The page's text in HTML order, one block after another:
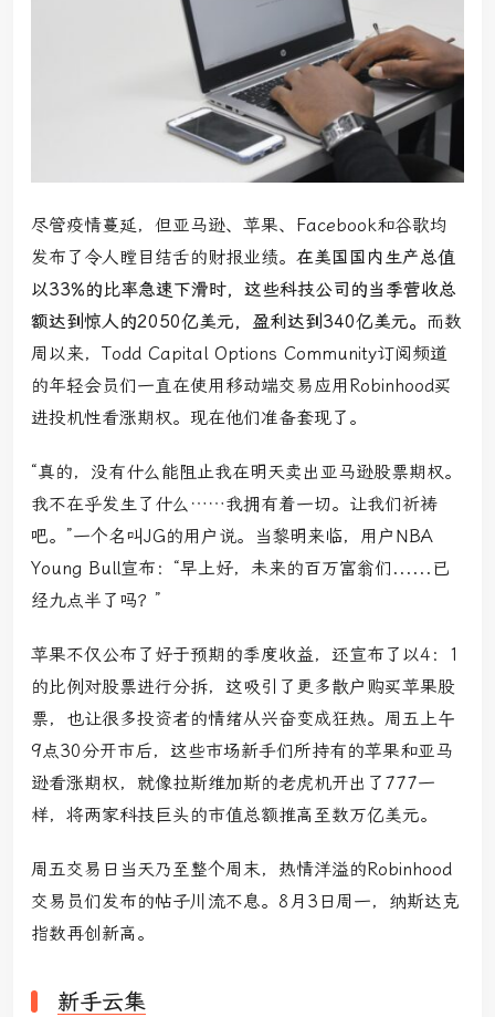
尽管疫情蔓延，但亚马逊、苹果、Facebook和谷歌均
发布了令人瞠目结舌的财报业绩。 在美国国内生产总值
以33%的比率急速下滑时，这些科技公司的当季营收总
额达到惊人的2050亿美元，盈利达到340亿美元。 而数
周以来，Todd Capital Options Community订阅频道
的年轻会员们一直在使用移动端交易应用Robinhood买
进投机性看涨期权。现在他们准备套现了。
“真的，没有什么能阻止我在明天卖出亚马逊股票期权。
我不在乎发生了什么……我拥有着一切。让我们祈祷
吧。”一个名叫JG的用户说。当黎明来临，用户NBA
Young Bull宣布：“早上好，未来的百万富翁们......已
经九点半了吗？”
苹果不仅公布了好于预期的季度收益，还宣布了以4：1
的比例对股票进行分拆，这吸引了更多散户购买苹果股
票，也让很多投资者的情绪从兴奋变成狂热。周五上午
9点30分开市后，这些市场新手们所持有的苹果和亚马
逊看涨期权，就像拉斯维加斯的老虎机开出了777一
样，将两家科技巨头的市值总额推高至数万亿美元。
周五交易日当天乃至整个周末，热情洋溢的Robinhood
交易员们发布的帖子川流不息。8月3日周一，纳斯达克
指数再创新高。
新手云集